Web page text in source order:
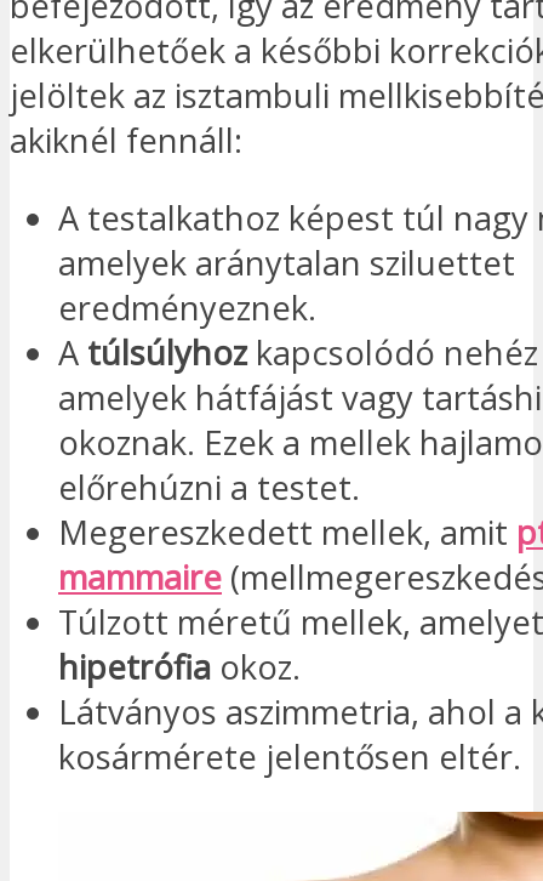
elkerülhetőek a későbbi
jelöltek az isztambuli
akiknél fennáll:
A testalkathoz képest túl nagy
amelyek aránytalan sziluettet
eredményeznek.
A túlsúlyhoz kapcsolódó
amelyek hátfájást vagy
okoznak. Ezek a mellek
előrehúzni a testet.
Megereszkedett mellek, amit
mammaire
Túlzott méretű mellek,
hipetrófia okoz.
Látványos aszimmetria, ahol a
kosármérete jelentősen eltér.